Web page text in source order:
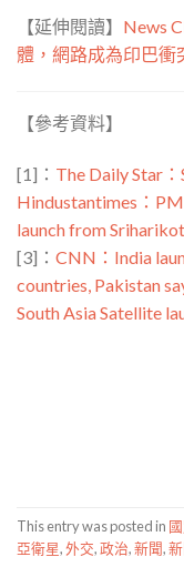
【延伸閱讀】 News
體，網路成為印巴衝
【參考資料】
[1]： The Daily Star
Hindustantimes：
launch from
[3]： CNN：India
countries, Pakistan
South Asia Satellite
This entry was posted in
亞衛星,外交,政治,新聞,